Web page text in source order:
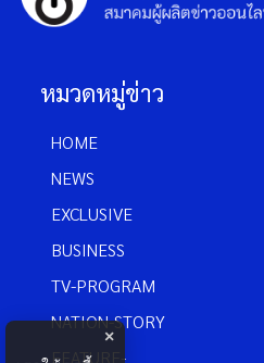
หมวดหมู่ข่าว
HOME
NEWS
EXCLUSIVE
BUSINESS
TV-PROGRAM
NATION-STORY
FEATURE-
×